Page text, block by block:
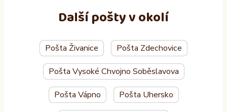
Další pošty v okolí
Pošta Živanice Pošta Zdechovice
Pošta Vysoké Chvojno Soběslavova
Pošta Vápno Pošta Uhersko